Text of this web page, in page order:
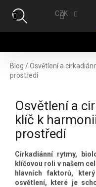
CZK
Blog /Osvětlení a
prostředí
Osvětlení a
klíč k
prostředí
Cirkadiánní rytmy,
klíčovou roli v našem
hlavních faktorů,
osvětlení, které je